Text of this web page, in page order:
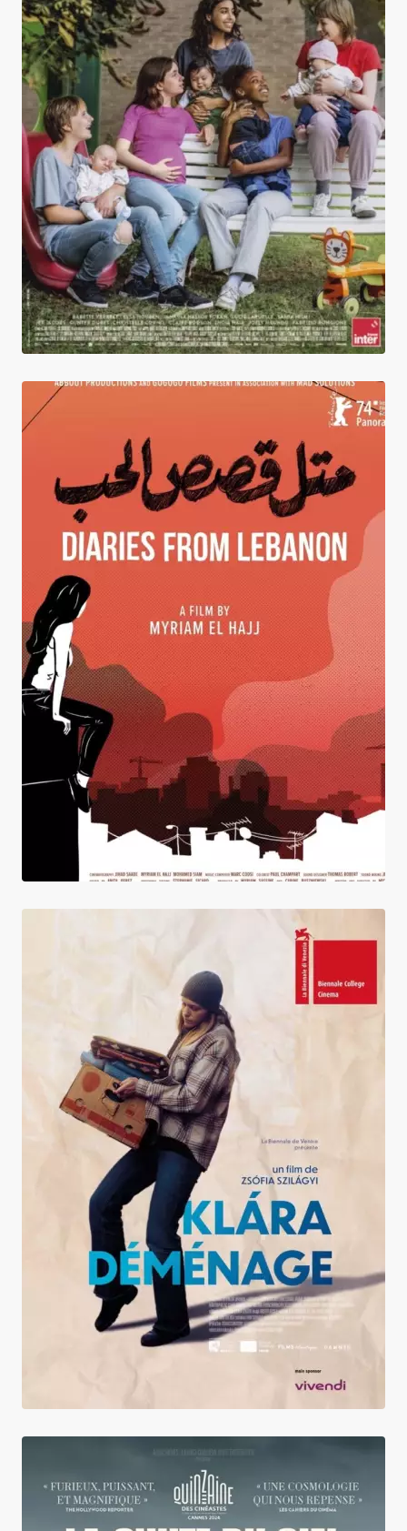
Jeunes mères
Journal intime du Liban
Klára déménage